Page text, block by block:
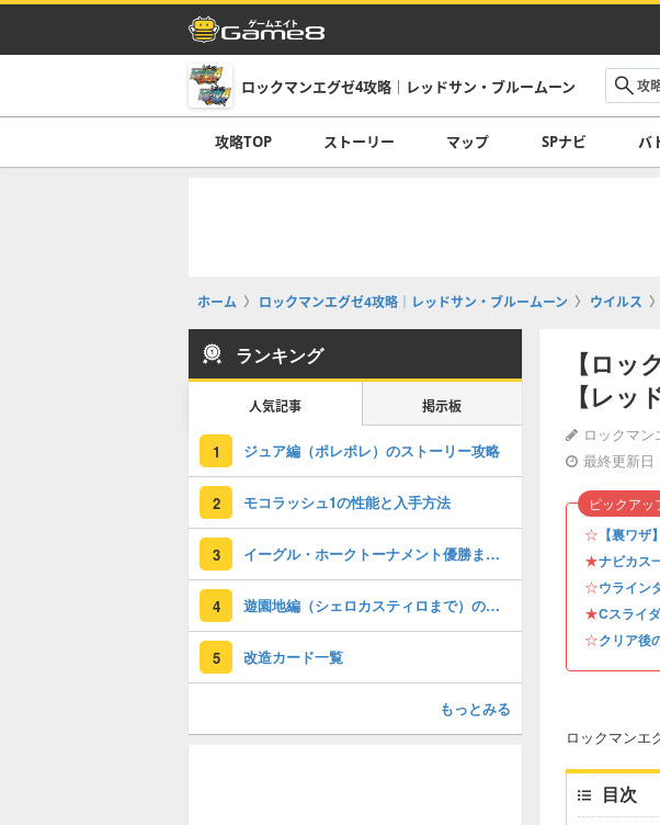
ロックマンエグゼ4攻略｜レッドサン・ブルームーン
攻略TOP ストーリー マップ SPナビ バ
ホーム ロックマンエグゼ4攻略｜レッドサン・ブルームーン ウイルス
【ロ
【レッ
ロックマ
最終更新日
☆ 【裏ワ
★ナビカス
☆ウライン
★Cスライ
☆クリア後
ピックアッ
ロックマンエ
目次
ランキング
人気記事 掲示板
1 ジュア編（ポレポレ）のストーリー攻略
2 モコラッシュ1の性能と入手方法
3 イーグル・ホークトーナメント優勝までの攻略チャート
4 遊園地編（シェロカスティロまで）の攻略チャート
5 改造カード一覧
もっとみる